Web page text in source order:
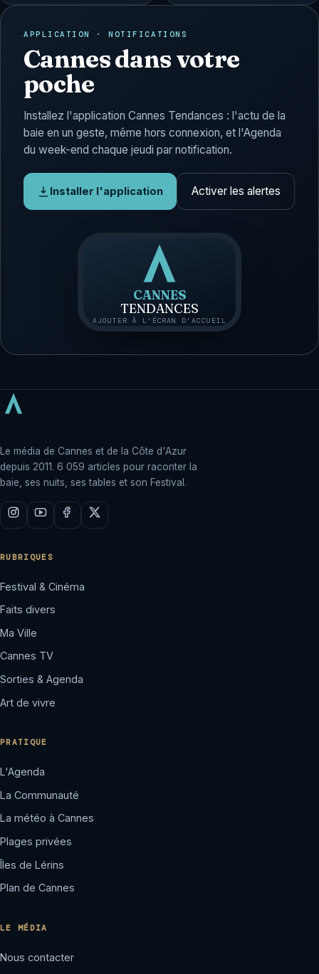
APPLICATION · NOTIFICATIONS
Cannes dans votre
poche
Installez l'application Cannes Tendances : l'actu de la
baie en un geste, même hors connexion, et l'Agenda
du week-end chaque jeudi par notification.
Installer l'application Activer les alertes
CANNES
TENDANCES
AJOUTER À L'ÉCRAN D'ACCUEIL
Le média de Cannes et de la Côte d'Azur
depuis 2011. 6 059 articles pour raconter la
baie, ses nuits, ses tables et son Festival.
RUBRIQUES
Festival & Cinéma
Faits divers
Ma Ville
Cannes TV
Sorties & Agenda
Art de vivre
PRATIQUE
L'Agenda
La Communauté
La météo à Cannes
Plages privées
Îles de Lérins
Plan de Cannes
LE MÉDIA
Nous contacter